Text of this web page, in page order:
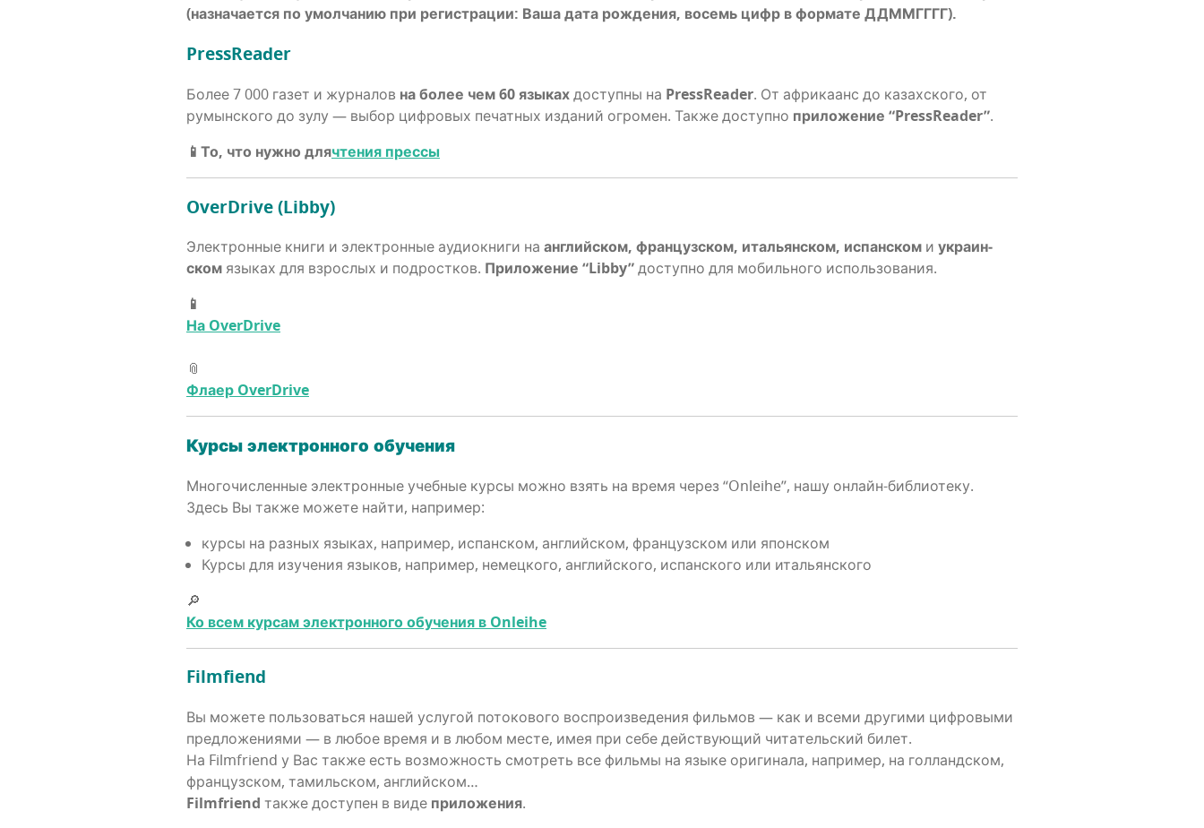
(назна­ча­ет­ся по умол­ча­нию при реги­стра­ции: Ваша дата рож­де­ния, восемь цифр в фор­ма­те ДДММГГГГ).
PressReader
Более 7 000 газет и жур­на­лов на более чем 60 язы­кахдоступ­ны на PressReader. От афри­ка­анс до казах­ско­го, от
румын­ско­го до зулу — выбор циф­ро­вых печат­ных изда­ний огро­мен. Так­же доступ­но при­ло­же­ние “PressReader”.
📱То, что нуж­но длячте­ния прессы
OverDrive (Libby)
Элек­трон­ные кни­ги и элек­трон­ные аудиок­ни­ги на англий­ском, фран­цуз­ском, ита­льян­ском, испан­ском и укра­ин­
ском язы­ках для взрос­лых и под­рост­ков. При­ло­же­ние “Libby”доступ­но для мобиль­но­го использования.
📱
На OverDrive
📎
Фла­ер OverDrive
Кур­сы элек­трон­но­го обучения
Мно­го­чис­лен­ные элек­трон­ные учеб­ные кур­сы мож­но взять на вре­мя через “Onleihe”, нашу онлайн-библиотеку.
Здесь Вы так­же може­те най­ти, например:
кур­сы на раз­ных язы­ках, напри­мер, испан­ском, англий­ском, фран­цуз­ском или японском
Кур­сы для изу­че­ния язы­ков, напри­мер, немец­ко­го, англий­ско­го, испан­ско­го или итальянского
🔎
Ко всем кур­сам элек­трон­но­го обу­че­ния в Onleihe
Filmfiend
Вы може­те поль­зо­вать­ся нашей услу­гой пото­ко­во­го вос­про­из­ве­де­ния филь­мов — как и все­ми дру­ги­ми циф­ро­вы­ми
пред­ло­же­ни­я­ми — в любое вре­мя и в любом месте, имея при себе дей­ству­ю­щий чита­тель­ский билет.
На Filmfriend у Вас так­же есть воз­мож­ность смот­реть все филь­мы на язы­ке ори­ги­на­ла, напри­мер, на гол­ланд­ском,
фран­цуз­ском, тамиль­ском, английском…
Filmfriend так­же досту­пен в виде при­ло­же­ния.